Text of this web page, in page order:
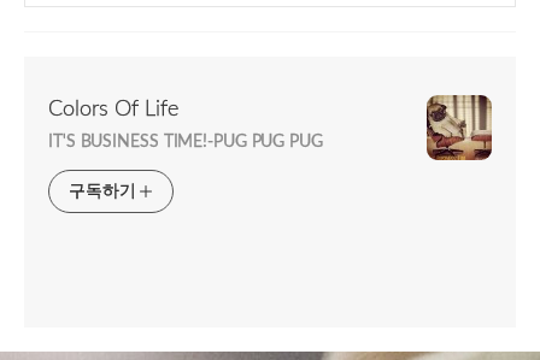
Colors Of Life
IT'S BUSINESS TIME!-PUG PUG PUG
구독하기